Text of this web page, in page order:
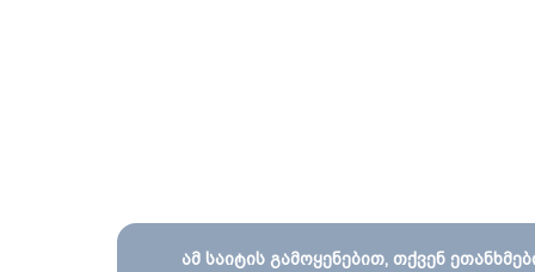
ამ საიტის გამოყენებით, თქვენ